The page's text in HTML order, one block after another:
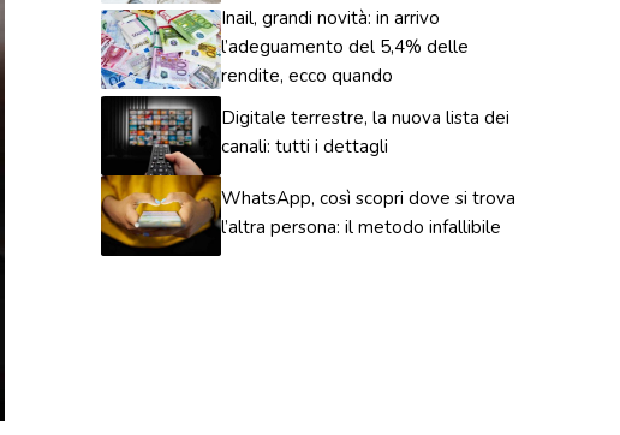
Inail, grandi novità: in arrivo
l’adeguamento del 5,4% delle
rendite, ecco quando
Digitale terrestre, la nuova lista dei
canali: tutti i dettagli
WhatsApp, così scopri dove si trova
l’altra persona: il metodo infallibile